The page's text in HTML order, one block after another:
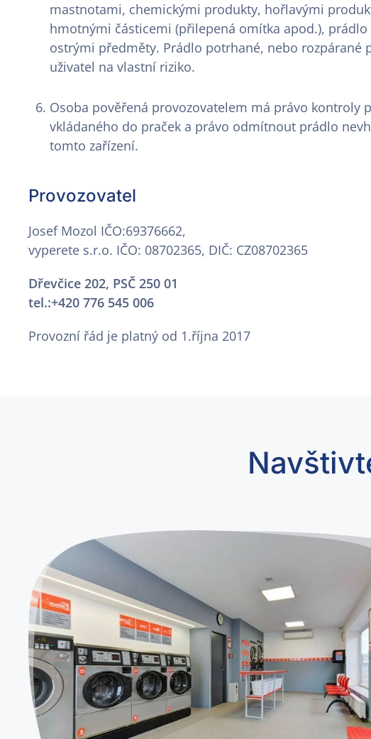
mastnotami, chemickými produkty, hořlavými
hmotnými částicemi (přilepená omítka apod.),
ostrými předměty. Prádlo potrhané, nebo rozpárané
uživatel na vlastní riziko.
Osoba pověřená provozovatelem má právo kontroly
vkládaného do praček a právo odmítnout prádlo
tomto zařízení.
Provozovatel
Josef Mozol IČO:69376662,
vyperete s.r.o. IČO: 08702365, DIČ: CZ08702365
Dřevčice 202, PSČ 250 01
tel.:+420 776 545 006
Provozní řád je platný od 1.října 2017